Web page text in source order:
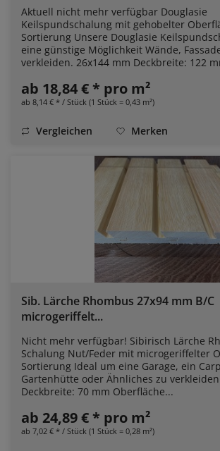
Aktuell nicht mehr verfügbar Douglasie
Keilspundschalung mit gehobelter
Sortierung Unsere Douglasie
eine günstige Möglichkeit Wände,
verkleiden. 26x144 mm Deckbreite: 122
ab 18,84 € * pro m²
ab 8,14 € * / Stück (1 Stück = 0,43 m²)
Vergleichen Merken
Sib. Lärche Rhombus 27x94 mm B/C
microgeriffelt...
Nicht mehr verfügbar! Sibirisch Lärche
Schalung Nut/Feder mit microgeriffelter
Sortierung Ideal um eine Garage, ein
Gartenhütte oder Ähnliches zu
Deckbreite: 70 mm Oberfläche...
ab 24,89 € * pro m²
ab 7,02 € * / Stück (1 Stück = 0,28 m²)